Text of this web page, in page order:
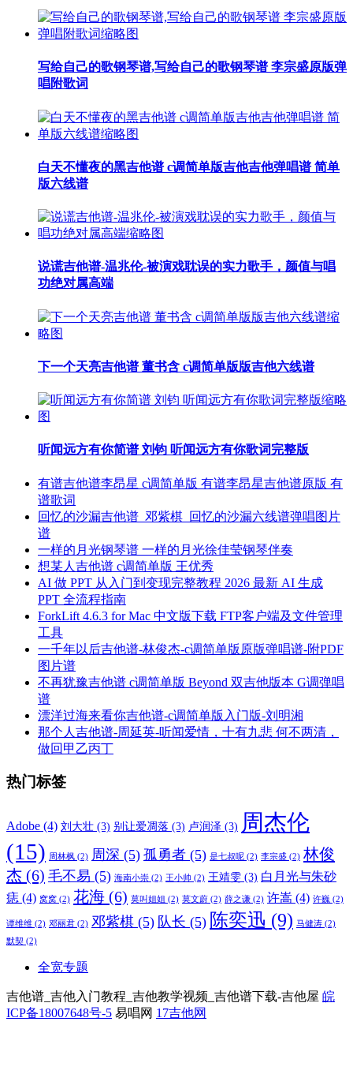
写给自己的歌钢琴谱,写给自己的歌钢琴谱 李宗盛原版弹
唱附歌词
白天不懂夜的黑吉他谱 c调简单版吉他吉他弹唱谱 简单
版六线谱
说谎吉他谱-温兆伦-被演戏耽误的实力歌手，颜值与唱
功绝对属高端
下一个天亮吉他谱 董书含 c调简单版版吉他六线谱
听闻远方有你简谱 刘钧 听闻远方有你歌词完整版
有谱吉他谱李昂星 c调简单版 有谱李昂星吉他谱原版 有
谱歌词
回忆的沙漏吉他谱_邓紫棋_回忆的沙漏六线谱弹唱图片
谱
一样的月光钢琴谱 一样的月光徐佳莹钢琴伴奏
想某人吉他谱 c调简单版 王优秀
AI 做 PPT 从入门到变现完整教程 2026 最新 AI 生成
PPT 全流程指南
ForkLift 4.6.3 for Mac 中文版下载 FTP客户端及文件管理
工具
一千年以后吉他谱-林俊杰-c调简单版原版弹唱谱-附PDF
图片谱
不再犹豫吉他谱 c调简单版 Beyond 双吉他版本 G调弹唱
谱
漂洋过海来看你吉他谱-c调简单版入门版-刘明湘
那个人吉他谱-周延英-听闻爱情，十有九悲 何不两清，
做回甲乙丙丁
热门标签
Adobe (4) 刘大壮 (3) 别让爱凋落 (3) 卢润泽 (3) 周杰伦
(15)
周林枫 (2) 周深 (5) 孤勇者 (5) 是七叔呢 (2) 李宗盛 (2) 林俊
杰 (6) 毛不易 (5) 海南小崇 (2) 王小帅 (2) 王靖雯 (3) 白月光与朱砂
痣 (4) 窝窝 (2) 花海 (6) 莫叫姐姐 (2) 莫文蔚 (2) 薛之谦 (2) 许嵩 (4) 许巍 (2)
谭维维 (2) 邓丽君 (2) 邓紫棋 (5) 队长 (5) 陈奕迅 (9) 马健涛 (2)
默契 (2)
全宽专题
吉他谱_吉他入门教程_吉他教学视频_吉他谱下载-吉他屋 皖
ICP备18007648号-5 易唱网 17吉他网